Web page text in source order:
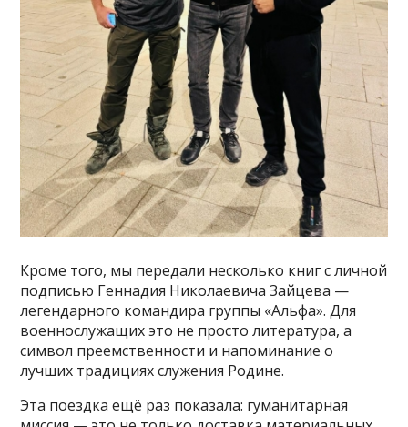
Кроме того, мы передали несколько книг с личной
подписью Геннадия Николаевича Зайцева —
легендарного командира группы «Альфа». Для
военнослужащих это не просто литература, а
символ преемственности и напоминание о
лучших традициях служения Родине.
Эта поездка ещё раз показала: гуманитарная